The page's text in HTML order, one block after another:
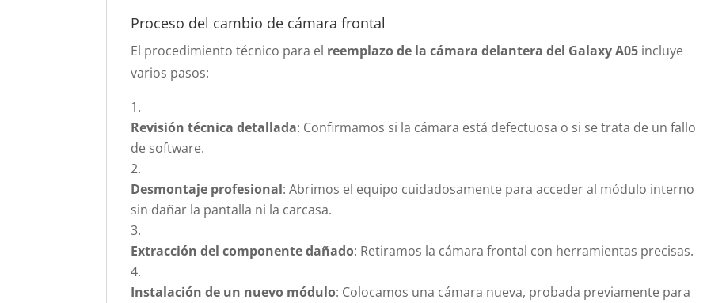
Proceso del cambio de cámara frontal
El procedimiento técnico para el reemplazo de la cámara delantera del Galaxy A05 incluye
varios pasos:
Revisión técnica detallada: Confirmamos si la cámara está defectuosa o si se trata de un fallo
de software.
Desmontaje profesional: Abrimos el equipo cuidadosamente para acceder al módulo interno
sin dañar la pantalla ni la carcasa.
Extracción del componente dañado: Retiramos la cámara frontal con herramientas precisas.
Instalación de un nuevo módulo: Colocamos una cámara nueva, probada previamente para